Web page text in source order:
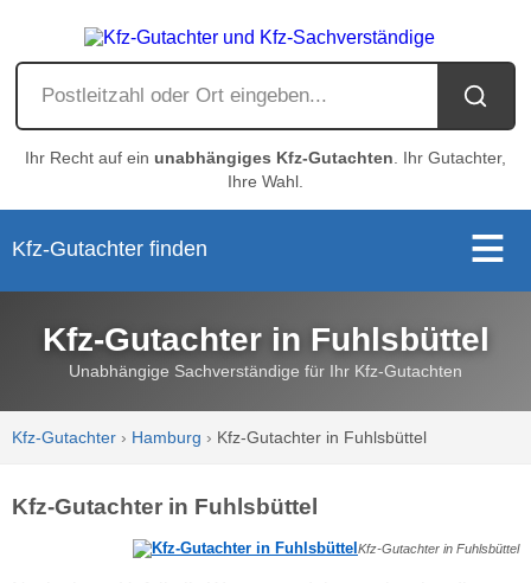
Ihr Recht auf ein unabhängiges Kfz-Gutachten . Ihr Gutachter,
Ihre Wahl.
Kfz-Gutachter finden
Kfz-Gutachter in Fuhlsbüttel
Unabhängige Sachverständige für Ihr Kfz-Gutachten
Kfz-Gutachter › Hamburg › Kfz-Gutachter in Fuhlsbüttel
Kfz-Gutachter in Fuhlsbüttel
Kfz-Gutachter in Fuhlsbüttel